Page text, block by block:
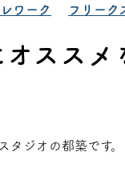
ワーク フリーク
ススメ
タジオの都築です。